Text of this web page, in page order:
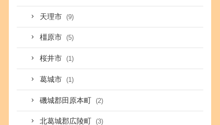
天理市 (9)
橿原市 (5)
桜井市 (1)
葛城市 (1)
磯城郡田原本町 (2)
北葛城郡広陵町 (3)